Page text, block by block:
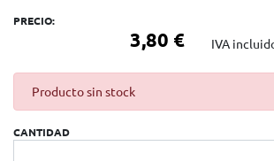
PRECIO:
3,80 € IVA
Producto sin stock
CANTIDAD